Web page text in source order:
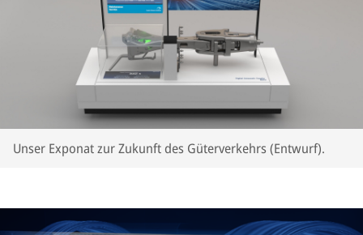
Unser Exponat zur Zukunft des Güterverkehrs (Entwurf).